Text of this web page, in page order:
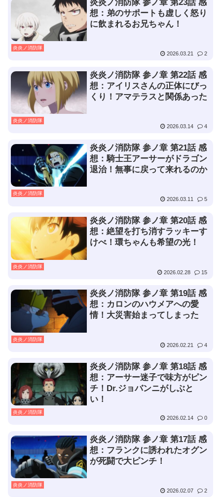
炎炎ノ消防隊
炎炎ノ消防隊 参ノ章 第23話 感
想：弟のサポートも虚しく怒り
に飲まれるお兄ちゃん！
2026.03.21 2
炎炎ノ消防隊
炎炎ノ消防隊 参ノ章 第22話 感
想：アイリスさんの正体にびっ
くり！アマテラスと関係あった
2026.03.14 4
炎炎ノ消防隊
炎炎ノ消防隊 参ノ章 第21話 感
想：騎士王アーサーがドラゴン
退治！無事に戻って来れるのか
2026.03.11 5
炎炎ノ消防隊
炎炎ノ消防隊 参ノ章 第20話 感
想：絶望を打ち消すラッキーす
けべ！環ちゃんも希望の光！
2026.02.28 15
炎炎ノ消防隊
炎炎ノ消防隊 参ノ章 第19話 感
想：カロンのハウメアへの愛
情！大災害始まってしまった
2026.02.21 4
炎炎ノ消防隊
炎炎ノ消防隊 参ノ章 第18話 感
想：アーサー迷子で味方がピン
チ！Dr.ジョバンニがしぶと
い！
2026.02.14 0
炎炎ノ消防隊
炎炎ノ消防隊 参ノ章 第17話 感
想：フランクに誘われたオグン
が死闘で大ピンチ！
2026.02.07 2